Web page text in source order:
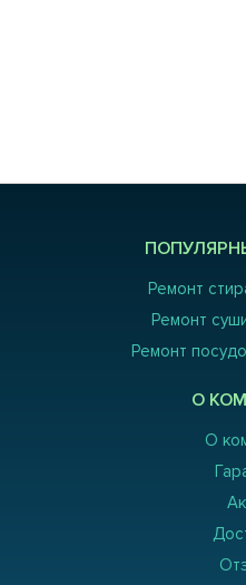
Ремонт
Ремонт
Ремонт
О
О